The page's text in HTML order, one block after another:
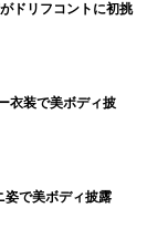
ドリフコントに初挑
衣装で美ボディ披
で美ボディ披露